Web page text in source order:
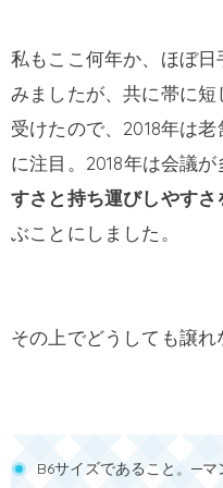
私もここ何年か、ほぼ
みましたが、共に帯に
受けたので、2018年は
に注目。2018年は会議が
すさと持ち運びしやすさ
ぶことにしました。
その上でどうしても譲れ
B6サイズであること。─